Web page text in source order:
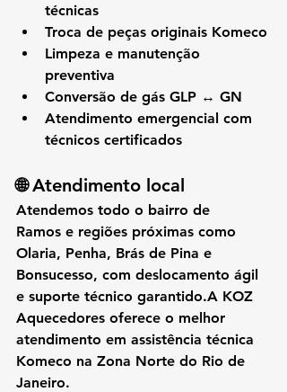
técnicas
Troca de peças originais Komeco
Limpeza e manutenção
preventiva
Conversão de gás GLP ↔ GN
Atendimento emergencial com
técnicos certificados
🌐 Atendimento local
Atendemos todo o bairro de
Ramos e regiões próximas como
Olaria, Penha, Brás de Pina e
Bonsucesso, com deslocamento ágil
e suporte técnico garantido.A KOZ
Aquecedores oferece o melhor
atendimento em assistência técnica
Komeco na Zona Norte do Rio de
Janeiro.